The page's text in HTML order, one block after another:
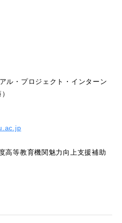
ル・プロジェクト・インターン
高等教育機関魅力向上支援補助